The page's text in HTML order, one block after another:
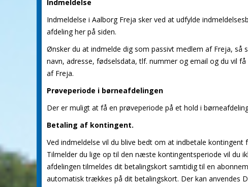
Indmeldelse
Indmeldelse i Aalborg Freja sker ved at udfylde
afdeling her på siden.
Ønsker du at indmelde dig som passivt medlem af Freja, så
navn, adresse, fødselsdata, tlf. nummer og email og du vil
af Freja.
Prøveperiode i børneafdelingen
Der er muligt at få en prøveperiode på et hold i
Betaling af kontingent.
Ved indmeldelse vil du blive bedt om at indbetale
Tilmelder du lige op til den næste kontingentsperiode vil du
afdelingen tilmeldes dit betalingskort samtidig til en
automatisk trækkes på dit betalingskort. Der kan anvendes